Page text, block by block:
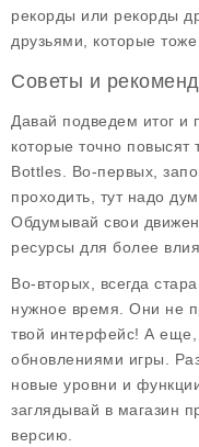
рекорды или рекорды
друзьями, которые
Советы и
Давай подведем итог и
которые точно
Bottles. Во-первых,
проходить, тут надо
Обдумывай свои
ресурсы для более
Во-вторых, всегда
нужное время. Они не
твой интерфейс! А еще,
обновлениями игры.
новые уровни и
заглядывай в магазин
версию.